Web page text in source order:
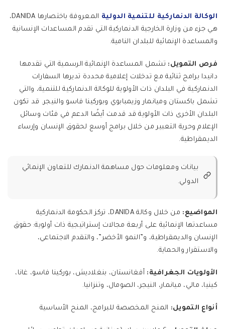
الوكالة الدنماركية للتنمية الدولية
المعروفة باختصارها DANIDA،
هي جزء من وزارة الخارجية الدنماركية التي تقدم المساعدات الإنسانية
والمساعدة الإنمائية للبلدان النامية.
فرص التمويل: تشمل المساعدة الإنمائية الرسمية التي تقدمها
دانيدا برامج ثنائية مع تدخلات إعلامية محددة تديرها السفارات
الدنماركية في البلدان ذات الأولوية للوكالة الدنماركية للتنمية، والتي
تشمل باكستان وميانمار وزيمبابوي وبوركينا فاسو والنيجر. قد تكون
البلدان الأخرى ذات الأولوية قد قدمت أيضًا الدعم في فئات وسائل
الإعلام وحرية التعبير من خلال برامج أوسع لحقوق الإنسان وإرساء
الديمقراطية.
بيانات ومعلومات حول مساهمة الدنمارك للتعاون الإنمائي
الدولي.
المواضيع:
من خلال وكالة DANIDA، تركز الحكومة الدنماركية
مساعدتها الإنمائية على أربعة مجالات إستراتيجية ذات أولوية: حقوق
الإنسان والديمقراطية، و”النمو الأخضر”، والتقدم الاجتماعي،
والاستقرار والحماية.
الأولويات الجغرافية: أفغانستان، بنغلاديش، بوركينا فاسو، غانا،
كينيا، مالي، ميانمار، النيجر، الصومال، وتنزانيا.
أنواع التمويل: المنح المخصصة للبرامج، المنح الأساسية